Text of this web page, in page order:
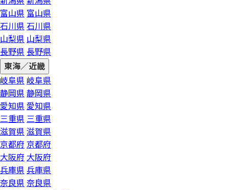
富山県 富山県
石川県 石川県
山梨県 山梨県
長野県 長野県
東海／近畿
岐阜県 岐阜県
静岡県 静岡県
愛知県 愛知県
三重県 三重県
滋賀県 滋賀県
京都府 京都府
大阪府 大阪府
兵庫県 兵庫県
奈良県 奈良県